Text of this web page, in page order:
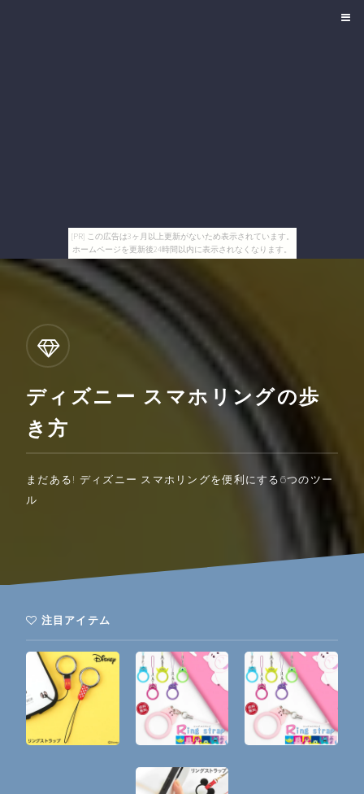
[PR] この広告は3ヶ月以上更新がないため表示されています。
ホームページを更新後24時間以内に表示されなくなります。
ディズニー スマホリングの歩
き方
まだある! ディズニー スマホリングを便利にする6つのツー
ル
注目アイテム